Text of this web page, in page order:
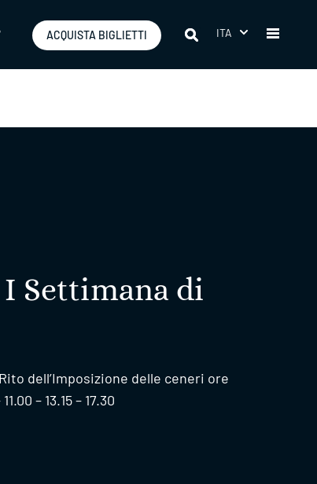
ACQUISTA BIGLIETTI ITA
Settimana di
dell’Imposizione delle ceneri ore
– 13.15 – 17.30